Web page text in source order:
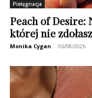
Pielęgnacja
Peach of Desire:
której nie
Monika Cygan - 06/08/2026